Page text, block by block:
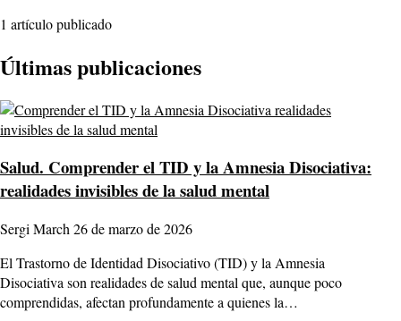
1 artículo publicado
Últimas publicaciones
Salud. Comprender el TID y la Amnesia Disociativa:
realidades invisibles de la salud mental
Sergi March 26 de marzo de 2026
El Trastorno de Identidad Disociativo (TID) y la Amnesia
Disociativa son realidades de salud mental que, aunque poco
comprendidas, afectan profundamente a quienes la…